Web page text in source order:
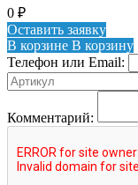
0 ₽
Оставить заявку
В корзине В корзину
Телефон или Email:
Комментарий: